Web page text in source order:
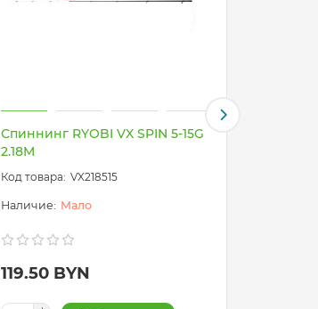
Спиннинг RYOBI VX SPIN 5-15G
2.18M
VX218515
Мало
119.50 BYN